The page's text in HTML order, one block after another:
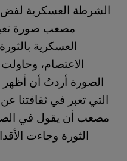
الشرطة العسكرية لفض
مصعب صورة
العسكرية
الاعتصام،
الصورة أردتُ أن أظهر
التي تعبر في ثقافتنا عن
مصعب أن يقول في
الثورة وجاءت